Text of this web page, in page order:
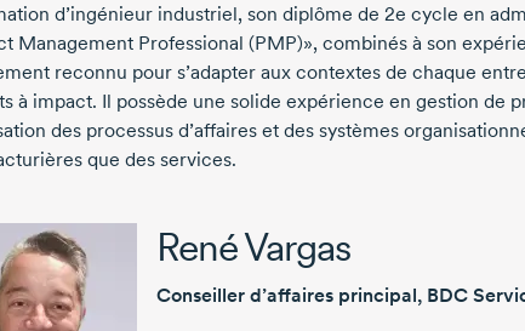
d’ingénieur industriel, son diplôme de 2e cycle en
Management Professional (PMP)», combinés à son
reconnu pour s’adapter aux contextes de chaque
à impact. Il possède une solide expérience en gestion de
des processus d’affaires et des systèmes
que des services.
René Vargas
Conseiller d’affaires principal, BDC